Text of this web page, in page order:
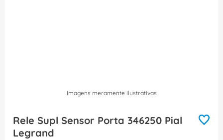
Imagens meramente ilustrativas
Rele Supl Sensor Porta 346250 Pial
Legrand